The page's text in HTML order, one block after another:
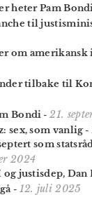
heter Pam
til
om
tilbake til
Bondi -21.
sex, som vanlig -
som
2024
justisdep,
- 12. juli 2025